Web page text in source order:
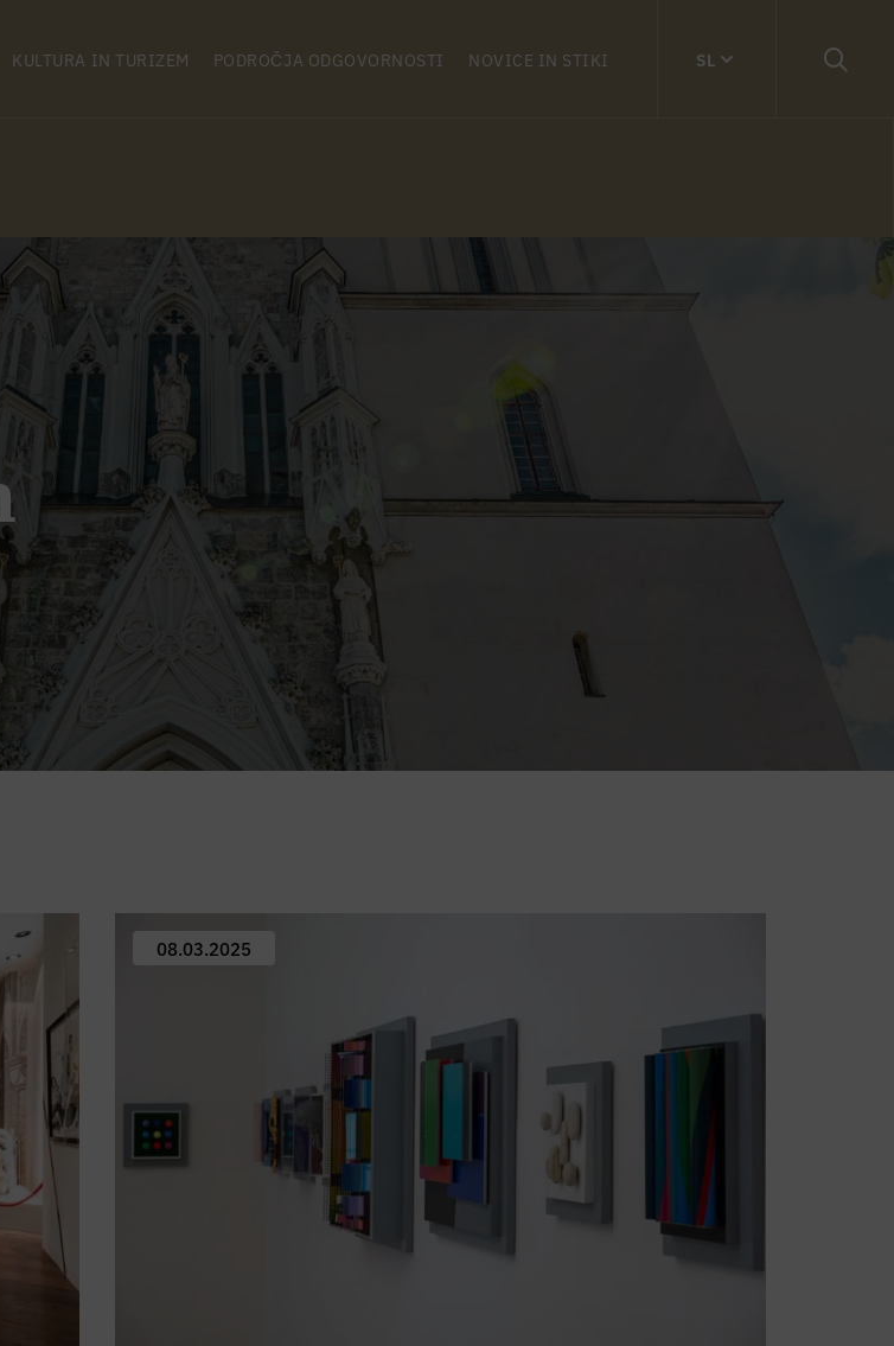
KULTURA IN TURIZEM PODROČJA ODGOVORNOSTI NOVICE IN STIKI SL
08.03.2025